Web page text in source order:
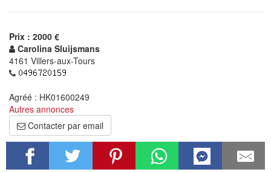
Prix : 2000 €
Carolina Sluijsmans
4161 Villers-aux-Tours
Agréé : HK01600249
Autres annonces
Contacter par email